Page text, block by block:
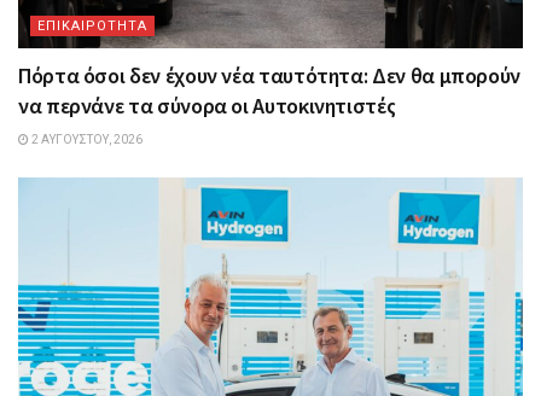
ΕΠΙΚΑΙΡΟΤΗΤΑ
Πόρτα όσοι δεν έχουν νέα ταυτότητα: Δεν θα μπορούν
να περνάνε τα σύνορα οι Αυτοκινητιστές
2 ΑΥΓΟΎΣΤΟΥ, 2026